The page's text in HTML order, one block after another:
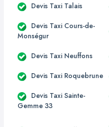
Devis Taxi Talais
Devis Taxi Cours-de-
Monségur
Devis Taxi Neuffons
Devis Taxi Roquebrune
Devis Taxi Sainte-
Gemme 33